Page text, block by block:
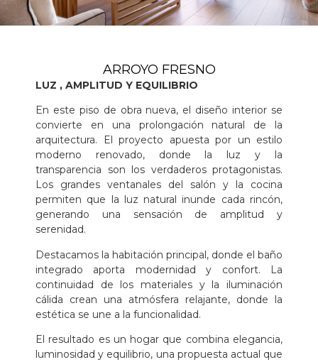
ARROYO FRESNO
LUZ , AMPLITUD Y EQUILIBRIO
En este piso de obra nueva, el diseño interior se
convierte en una prolongación natural de la
arquitectura. El proyecto apuesta por un estilo
moderno renovado, donde la luz y la
transparencia son los verdaderos protagonistas.
Los grandes ventanales del salón y la cocina
permiten que la luz natural inunde cada rincón,
generando una sensación de amplitud y
serenidad.
Destacamos la habitación principal, donde el baño
integrado aporta modernidad y confort. La
continuidad de los materiales y la iluminación
cálida crean una atmósfera relajante, donde la
estética se une a la funcionalidad.
El resultado es un hogar que combina elegancia,
luminosidad y equilibrio, una propuesta actual que